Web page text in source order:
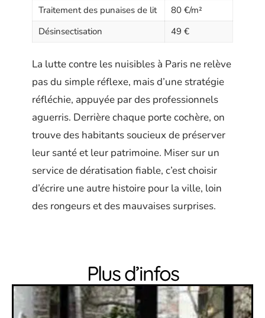
Traitement des punaises de lit
80 €/m²
Désinsectisation
49 €
La lutte contre les nuisibles à Paris ne relève
pas du simple réflexe, mais d’une stratégie
réfléchie, appuyée par des professionnels
aguerris. Derrière chaque porte cochère, on
trouve des habitants soucieux de préserver
leur santé et leur patrimoine. Miser sur un
service de dératisation fiable, c’est choisir
d’écrire une autre histoire pour la ville, loin
des rongeurs et des mauvaises surprises.
Plus d’infos